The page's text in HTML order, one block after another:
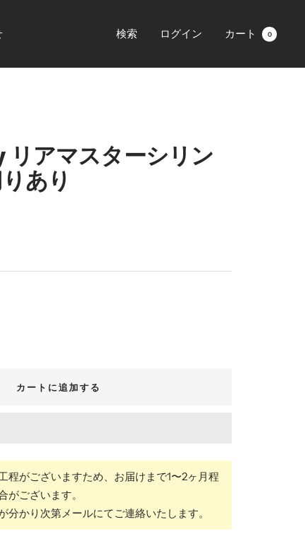
検索 ログイン カート 0
リアマスターシリン
あり
カートに追加する
程がございますため、お届けまで1〜2ヶ月程
がございます。
分かり次第メールにてご連絡いたします。